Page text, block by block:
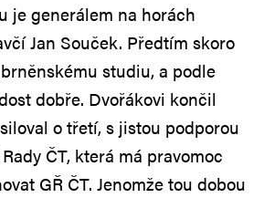
je generálem na horách
Jan Souček. Předtím skoro
studiu, a podle
dobře. Dvořákovi končil
o třetí, s jistou podporou
ČT, která má pravomoc
GŘ ČT. Jenomže tou dobou